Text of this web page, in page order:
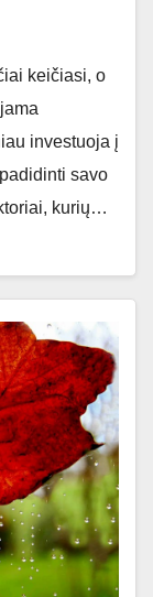
keičiasi, o
investuoja į
savo
kurių…